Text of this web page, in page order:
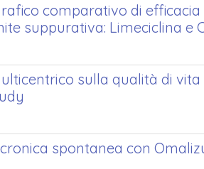
comparativo di
suppurativa: Limeciclina e
sulla qualità di
spontanea con